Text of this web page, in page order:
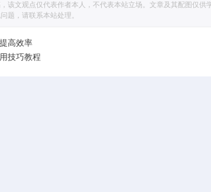
该文观点仅代表作者本人，不代表本站立场。文章及其配图仅供
题，请联系本站处理。
高效率
技巧教程